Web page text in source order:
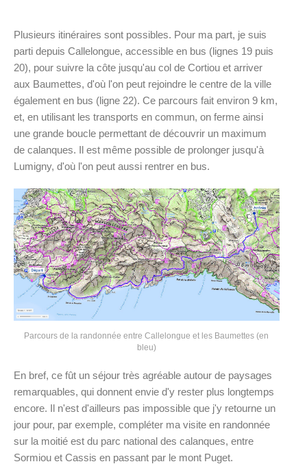
Plusieurs itinéraires sont possibles. Pour ma part, je suis
parti depuis Callelongue, accessible en bus (lignes 19 puis
20), pour suivre la côte jusqu'au col de Cortiou et arriver
aux Baumettes, d'où l'on peut rejoindre le centre de la ville
également en bus (ligne 22). Ce parcours fait environ 9 km,
et, en utilisant les transports en commun, on ferme ainsi
une grande boucle permettant de découvrir un maximum
de calanques. Il est même possible de prolonger jusqu'à
Lumigny, d'où l'on peut aussi rentrer en bus.
Parcours de la randonnée entre Callelongue et les Baumettes (en
bleu)
En bref, ce fût un séjour très agréable autour de paysages
remarquables, qui donnent envie d'y rester plus longtemps
encore. Il n'est d'ailleurs pas impossible que j'y retourne un
jour pour, par exemple, compléter ma visite en randonnée
sur la moitié est du parc national des calanques, entre
Sormiou et Cassis en passant par le mont Puget.